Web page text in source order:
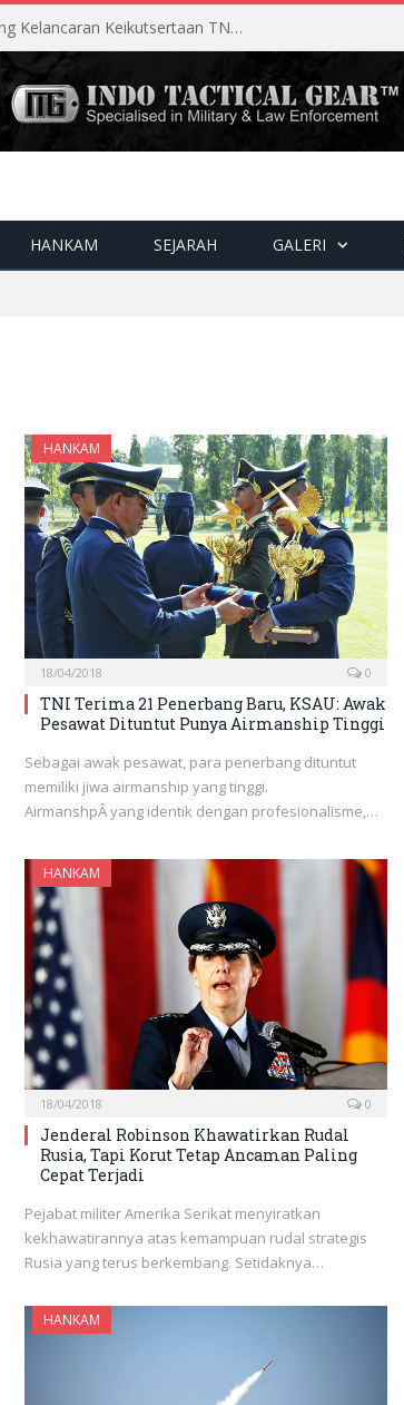
Perencanaan Matang Sopsau Dukung Kelancaran Keikutsertaan TNI AU di Pitch Black 2026
HANKAM SEJARAH GALERI
HANKAM
18/04/2018 0
TNI Terima 21 Penerbang Baru, KSAU: Awak
Pesawat Dituntut Punya Airmanship Tinggi
Sebagai awak pesawat, para penerbang dituntut
memiliki jiwa airmanship yang tinggi.
AirmanshpÂ yang identik dengan profesionalisme,…
HANKAM
18/04/2018 0
Jenderal Robinson Khawatirkan Rudal
Rusia, Tapi Korut Tetap Ancaman Paling
Cepat Terjadi
Pejabat militer Amerika Serikat menyiratkan
kekhawatirannya atas kemampuan rudal strategis
Rusia yang terus berkembang. Setidaknya…
HANKAM